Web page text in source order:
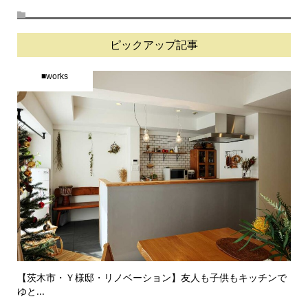
ピックアップ記事
■works
【茨木市・Ｙ様邸・リノベーション】友人も子供もキッチンで
ゆと...